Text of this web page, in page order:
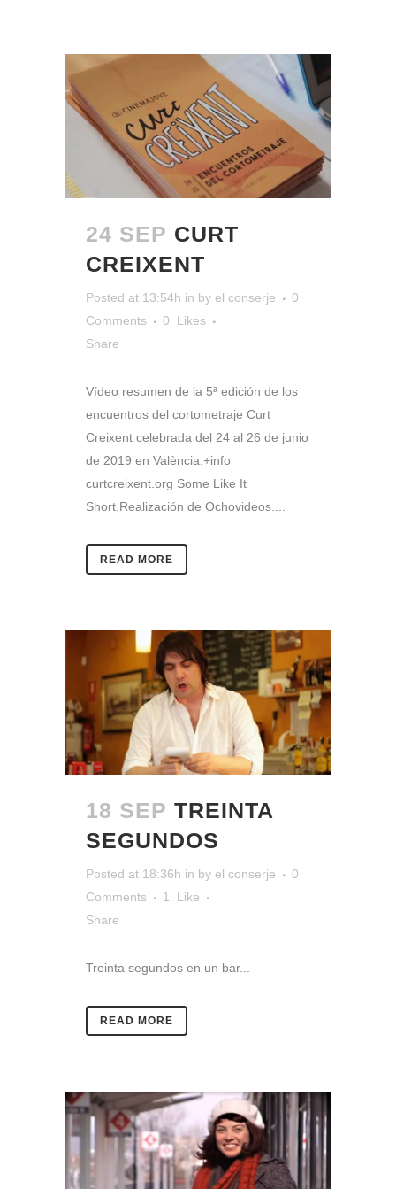
24 SEP CURT
CREIXENT
Posted at 13:54h in by el conserje
0
Comments
0
Likes
Share
Vídeo resumen de la 5ª edición de los
encuentros del cortometraje Curt
Creixent celebrada del 24 al 26 de junio
de 2019 en València.+info
curtcreixent.org Some Like It
Short.Realización de Ochovideos....
READ MORE
18 SEP TREINTA
SEGUNDOS
Posted at 18:36h in by el conserje
0
Comments
1
Like
Share
Treinta segundos en un bar...
READ MORE